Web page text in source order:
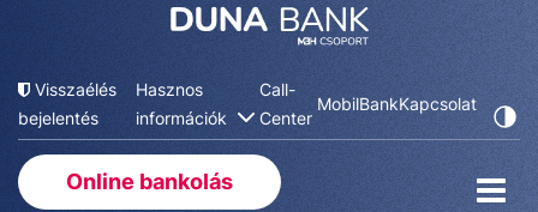
Visszaélés
bejelentés
Hasznos
információk
Call-
Center
MobilBankKapcsolat
Online bankolás